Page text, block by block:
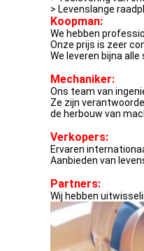
> Levenslange
Koopman:
We hebben
Onze prijs is zeer
We leveren bijna
Mechaniker:
Ons team van
Ze zijn
de herbouw van
Verkopers:
Ervaren
Aanbieden van
Partners:
Wij hebben